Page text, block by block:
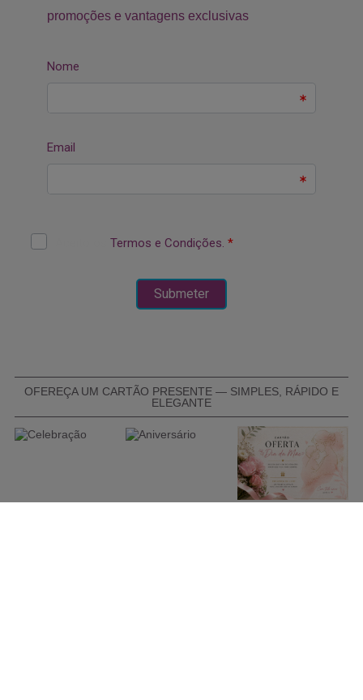
OFEREÇA UM CARTÃO PRESENTE — SIMPLES, RÁPIDO E
ELEGANTE